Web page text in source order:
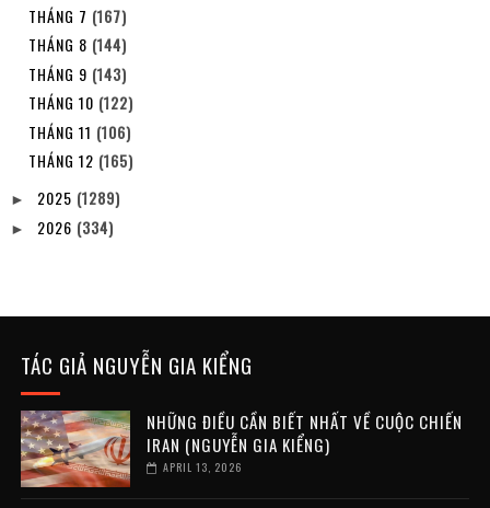
THÁNG 7 (167)
THÁNG 8 (144)
THÁNG 9 (143)
THÁNG 10 (122)
THÁNG 11 (106)
THÁNG 12 (165)
► 2025 (1289)
► 2026 (334)
TÁC GIẢ NGUYỄN GIA KIỂNG
NHỮNG ĐIỀU CẦN BIẾT NHẤT VỀ CUỘC CHIẾN
IRAN (NGUYỄN GIA KIỂNG)
APRIL 13, 2026